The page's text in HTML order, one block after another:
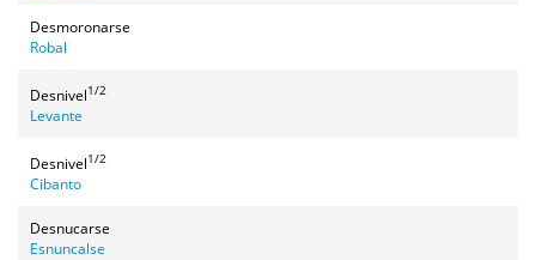
Desmoronarse
Robal
Desnivel1/2
Levante
Desnivel1/2
Cibanto
Desnucarse
Esnuncalse